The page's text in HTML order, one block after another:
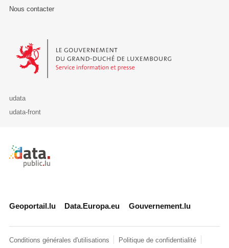
Nous contacter
Le Gouvernement du Grand-Duché de Luxembourg - Service
udata
udata-front
Retour à l'accueil de data.public.lu
Geoportail.lu Data.Europa.eu Gouvernement.lu
Conditions générales d'utilisations Politique de confidentialité